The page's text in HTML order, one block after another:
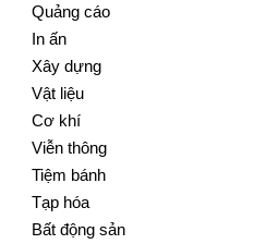
Quảng cáo
In ấn
Xây dựng
Vật liệu
Cơ khí
Viễn thông
Tiệm bánh
Tạp hóa
Bất động sản